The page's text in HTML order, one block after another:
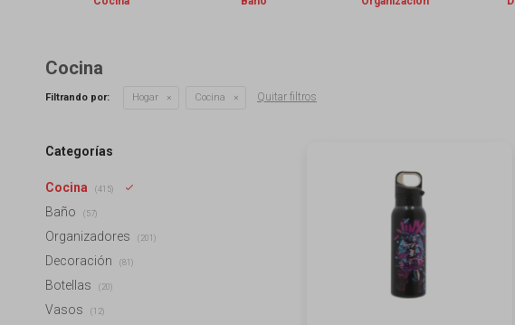
Cocina
Filtrando por: Hogar Cocina Quitar filtros
Categorías
Cocina (415)
Baño (57)
Organizadores (201)
Decoración (81)
Botellas (20)
Vasos (12)